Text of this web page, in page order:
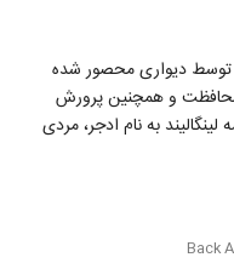
توسط دیواری محصور شده
محافظت و همچنین پرورش
به نام ادجر، مردی
Back